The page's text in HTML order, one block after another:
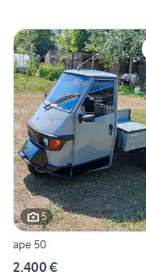
5
ape 50
2.400 €